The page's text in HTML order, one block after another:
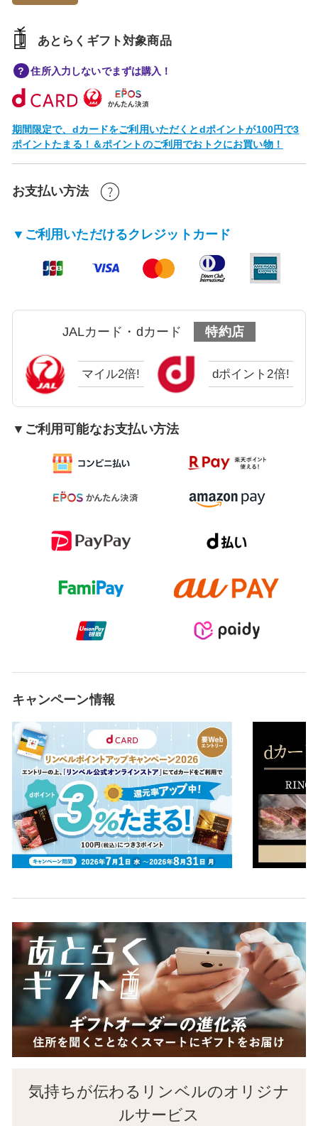
あとらくギフト対象商品
住所入力しないでまずは購入！
期間限定で、dカードをご利用いただくとdポイントが100円で3
ポイントたまる！＆ポイントのご利用でおトクにお買い物！
お支払い方法
▼ご利用いただけるクレジットカード
JALカード・dカード 特約店
マイル2倍! dポイント2倍!
▼ご利用可能なお支払い方法
キャンペーン情報
気持ちが伝わるリンベルのオリジナ
ルサービス